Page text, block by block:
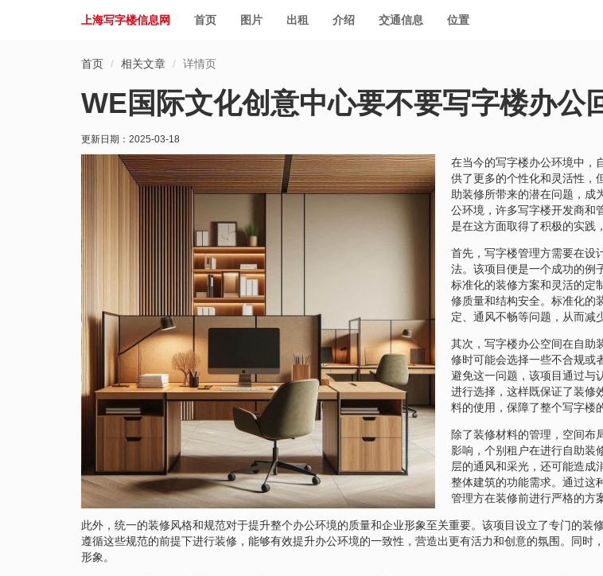
上海写字楼信息网 首页 图片 出租 介绍 交通信息 位置
首页 相关文章 详情页
WE国际文化创意中心要不要写字楼办公
更新日期： 2025-03-18
在当今的写字楼办公环境中，
供了更多的个性化和灵活性，
助装修所带来的潜在问题，成
公环境，许多写字楼开发商和
是在这方面取得了积极的实践
首先，写字楼管理方需要在设
法。该项目便是一个成功的例
标准化的装修方案和灵活的定
修质量和结构安全。标准化的
定、通风不畅等问题，从而减
其次，写字楼办公空间在自助
修时可能会选择一些不合规或
避免这一问题，该项目通过与
进行选择，这样既保证了装修
料的使用，保障了整个写字楼
除了装修材料的管理，空间布
影响，个别租户在进行自助装
层的通风和采光，还可能造成
整体建筑的功能需求。通过这
管理方在装修前进行严格的方
此外，统一的装修风格和规范对于提升整个办公环境的质量和企业形象至关重要。该项目设立了专门的
遵循这些规范的前提下进行装修，能够有效提升办公环境的一致性，营造出更有活力和创意的氛围。同
形象。